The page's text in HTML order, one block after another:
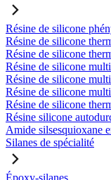
Résine de silicone
Résine de silicone
Résine de silicone
Résine de silicone
Résine de silicone
Résine de silicone
Résine de silicone
Résine silicone
Amide silsesquioxane
Silanes de spécialité
Époxy-silanes